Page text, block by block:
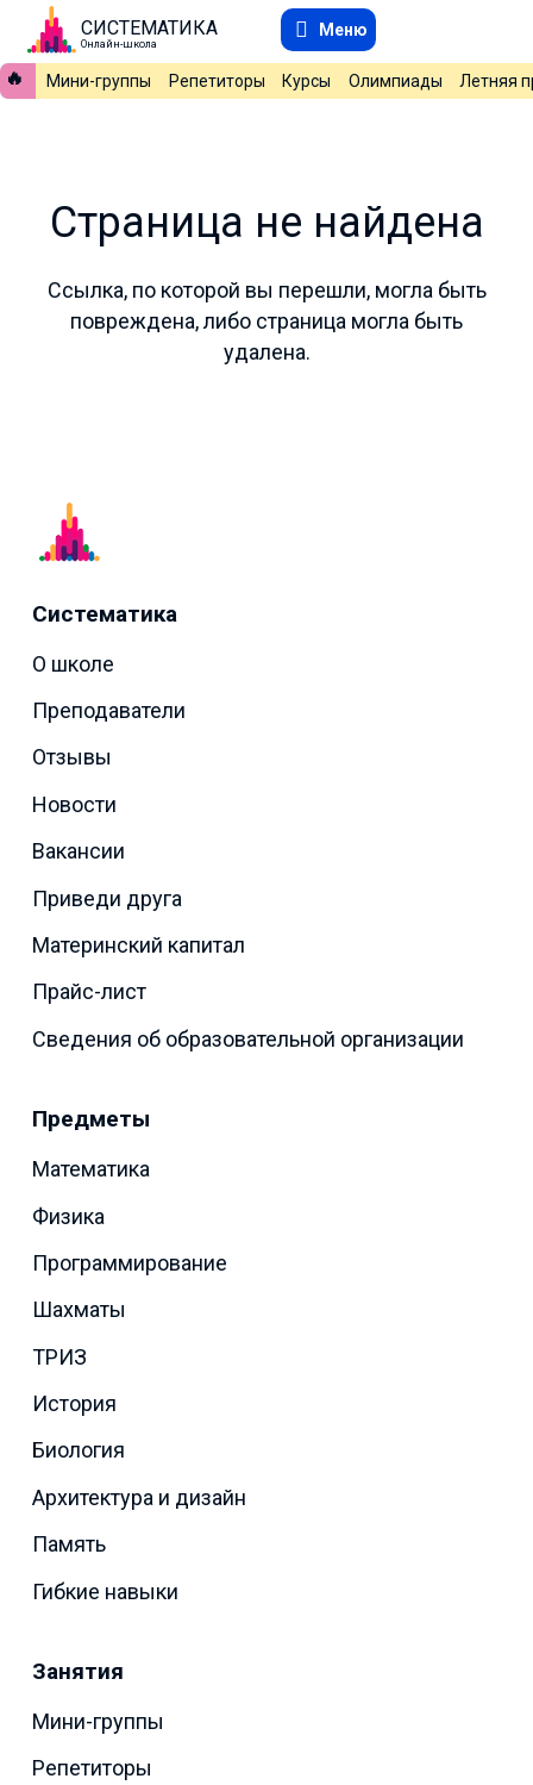
СИСТЕМАТИКА
Онлайн-школа
Меню
🔥 Мини-группы Репетиторы Курсы Олимпиады Летняя
Страница не найдена
Ссылка, по которой вы перешли, могла быть
повреждена, либо страница могла быть
удалена.
Систематика
О школе
Преподаватели
Отзывы
Новости
Вакансии
Приведи друга
Материнский капитал
Прайс-лист
Сведения об образовательной организации
Предметы
Математика
Физика
Программирование
Шахматы
ТРИЗ
История
Биология
Архитектура и дизайн
Память
Гибкие навыки
Занятия
Мини-группы
Репетиторы